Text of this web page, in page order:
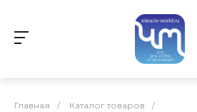
Главная / Каталог товаров
/